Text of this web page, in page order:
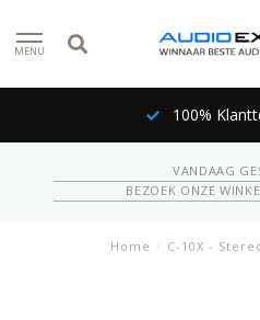
MENU
100%
VANDAAG
BEZOEK ONZE
Home / C-10X -